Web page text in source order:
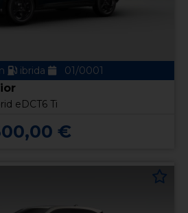
ibrida 01/0001
eDCT6 Ti
€